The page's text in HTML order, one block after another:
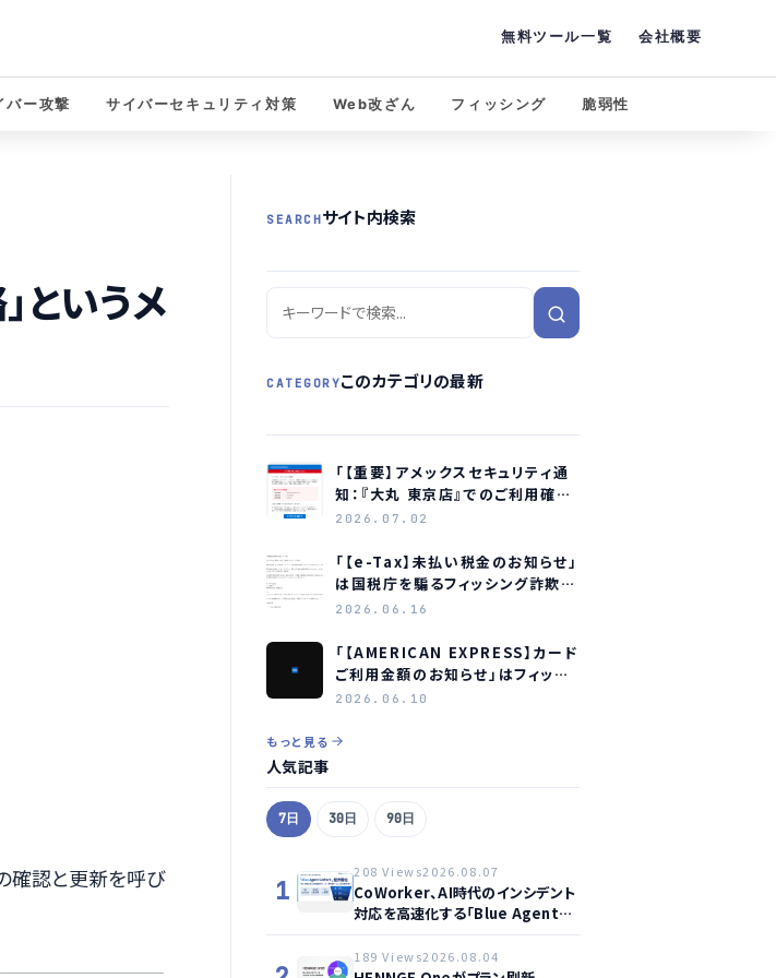
無料ツール一覧 会社概要
バー攻撃 サイバーセキュリティ対策 Web改ざん フィッシング 脆弱性
というメ
確認と更新を呼び
SEARCHサイト内検索
CATEGORYこのカテゴリの最新
「【重要】アメックスセキュリティ通
知：『大丸 東京店』でのご利用確認
をお願いします」はフィッシング詐
2026.07.02
「【e-Tax】未払い税金のお知らせ」
は国税庁を騙るフィッシング詐欺
― 見分け方と対処法
2026.06.16
「【AMERICAN EXPRESS】カード
ご利用金額のお知らせ」はフィッシ
ング詐欺メール ― アメリカン・エ
け方
2026.06.10
もっと見る
人気記事
7日 30日 90日
1
208 Views2026.08.07
CoWorker、AI時代のインシデント
対応を高速化する「Blue Agent
CoWork」を提供開始
189 Views2026.08.04